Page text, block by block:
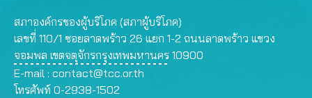
สภาองค์กรของผู้บริโภค (สภาผู้บริโภค)
เลขที่ 110/1 ซอยลาดพร้าว 26 แยก 1-2 ถนนลาดพร้าว แขวง
จอมพล เขตจตุจักรกรุงเทพมหานคร 10900
E-mail : contact@tcc.or.th
โทรศัพท์ 0-2938-1502